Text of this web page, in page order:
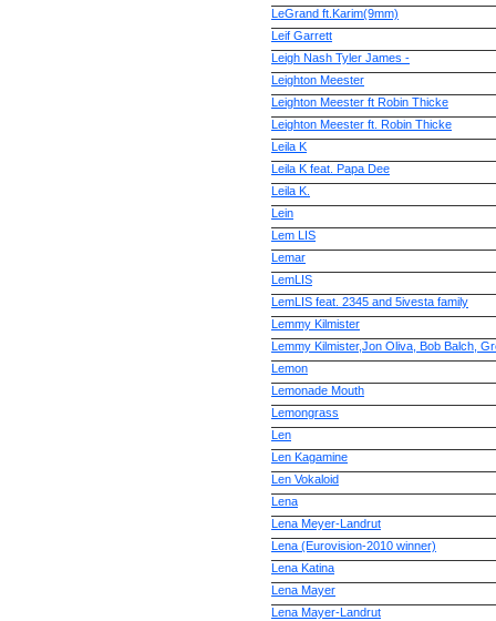
LeGrand ft.Karim(9mm)
Leif Garrett
Leigh Nash Tyler James -
Leighton Meester
Leighton Meester ft Robin Thicke
Leighton Meester ft. Robin Thicke
Leila K
Leila K feat. Papa Dee
Leila K.
Lein
Lem LIS
Lemar
LemLIS
LemLIS feat. 2345 and 5ivesta family
Lemmy Kilmister
Lemmy Kilmister,Jon Oliva, Bob Balch,
Lemon
Lemonade Mouth
Lemongrass
Len
Len Kagamine
Len Vokaloid
Lena
Lena Meyer-Landrut
Lena (Eurovision-2010 winner)
Lena Katina
Lena Mayer
Lena Mayer-Landrut